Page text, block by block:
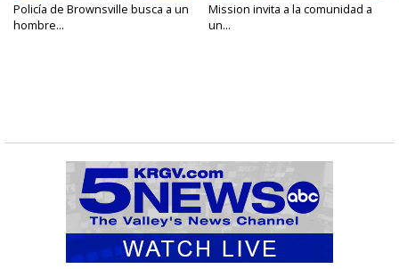
Policía de Brownsville busca a un
hombre...
Mission invita a la comunidad a
un...